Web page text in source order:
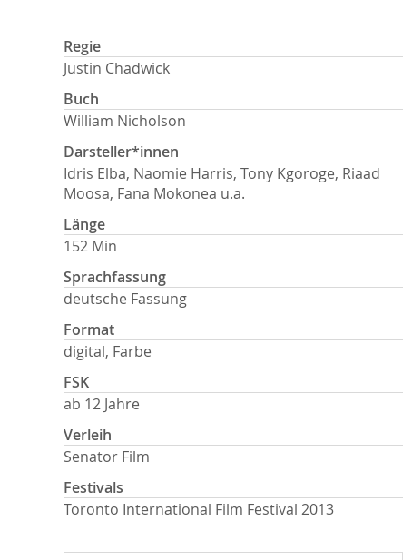
Regie
Justin Chadwick
Buch
William Nicholson
Darsteller*innen
Idris Elba, Naomie Harris, Tony Kgoroge, Riaad
Moosa, Fana Mokonea u.a.
Länge
152 Min
Sprachfassung
deutsche Fassung
Format
digital, Farbe
FSK
ab 12 Jahre
Verleih
Senator Film
Festivals
Toronto International Film Festival 2013